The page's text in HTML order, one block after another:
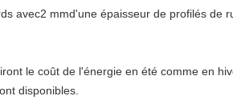
avec2 mmd'une épaisseur de profilés de
le coût de l'énergie en été comme en
disponibles.